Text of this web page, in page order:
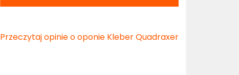
Przeczytaj opinie o oponie Kleber Quadraxer